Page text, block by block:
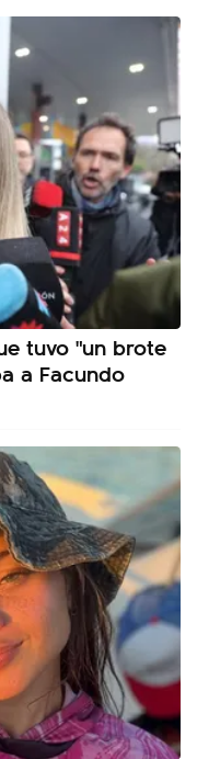
tuvo "un brote
a Facundo